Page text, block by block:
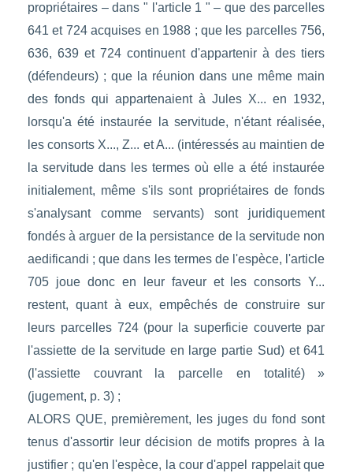
propriétaires – dans " l'article 1 " – que des parcelles
641 et 724 acquises en 1988 ; que les parcelles 756,
636, 639 et 724 continuent d'appartenir à des tiers
(défendeurs) ; que la réunion dans une même main
des fonds qui appartenaient à Jules X... en 1932,
lorsqu'a été instaurée la servitude, n'étant réalisée,
les consorts X..., Z... et A... (intéressés au maintien de
la servitude dans les termes où elle a été instaurée
initialement, même s'ils sont propriétaires de fonds
s'analysant comme servants) sont juridiquement
fondés à arguer de la persistance de la servitude non
aedificandi ; que dans les termes de l'espèce, l'article
705 joue donc en leur faveur et les consorts Y...
restent, quant à eux, empêchés de construire sur
leurs parcelles 724 (pour la superficie couverte par
l'assiette de la servitude en large partie Sud) et 641
(l'assiette couvrant la parcelle en totalité) »
(jugement, p. 3) ;
ALORS QUE, premièrement, les juges du fond sont
tenus d'assortir leur décision de motifs propres à la
justifier ; qu'en l'espèce, la cour d'appel rappelait que